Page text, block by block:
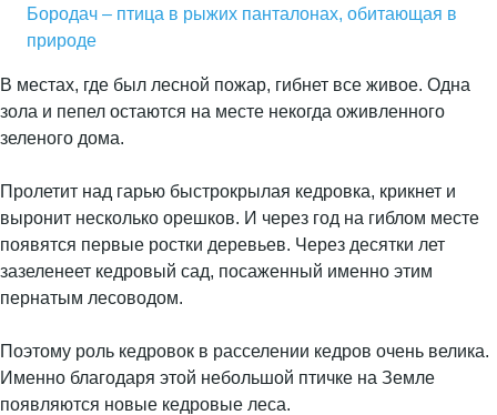
Бородач – птица в рыжих панталонах, обитающая в
природе
В местах, где был лесной пожар, гибнет все живое. Одна
зола и пепел остаются на месте некогда оживленного
зеленого дома.
Пролетит над гарью быстрокрылая кедровка, крикнет и
выронит несколько орешков. И через год на гиблом месте
появятся первые ростки деревьев. Через десятки лет
зазеленеет кедровый сад, посаженный именно этим
пернатым лесоводом.
Поэтому роль кедровок в расселении кедров очень велика.
Именно благодаря этой небольшой птичке на Земле
появляются новые кедровые леса.